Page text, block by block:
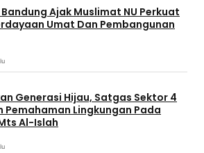
Ajak Muslimat NU Perkuat
Umat Dan Pembangunan
Generasi Hijau, Satgas Sektor 4
Pemahaman Lingkungan Pada
Al-Islah